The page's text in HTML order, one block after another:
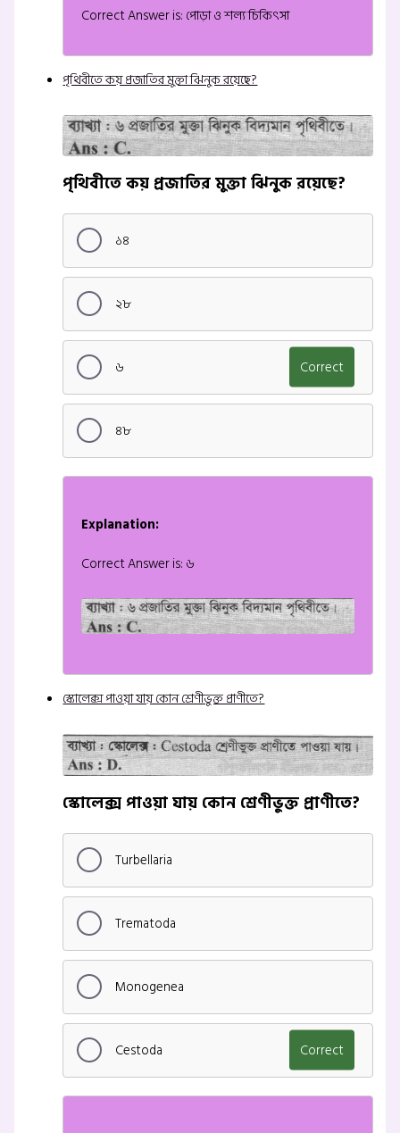
Correct Answer is: পোড়া ও শল্য চিকিৎসা
পৃথিবীতে কয় প্রজাতির মুক্তা ঝিনুক রয়েছে?
পৃথিবীতে কয় প্রজাতির মুক্তা ঝিনুক রয়েছে?
১৪
২৮
৬ Correct
৪৮
Explanation:
Correct Answer is: ৬
স্কোলেক্স পাওয়া যায় কোন শ্রেণীভুক্ত প্রাণীতে?
স্কোলেক্স পাওয়া যায় কোন শ্রেণীভুক্ত প্রাণীতে?
Turbellaria
Trematoda
Monogenea
Cestoda Correct